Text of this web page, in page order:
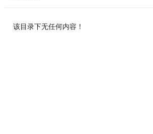
该目录下无任何内容！